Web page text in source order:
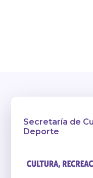
Secretaría de
Deporte